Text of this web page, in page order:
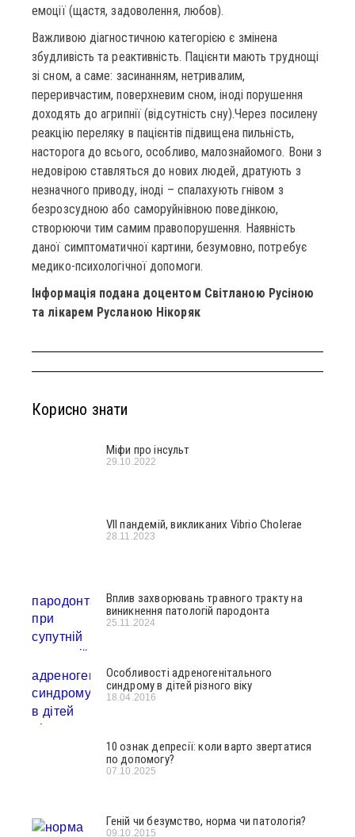
емоції (щастя, задоволення, любов).
Важливою діагностичною категорією є змінена
збудливість та реактивність. Пацієнти мають труднощі
зі сном, а саме: засинанням, нетривалим,
переривчастим, поверхневим сном, іноді порушення
доходять до агрипнії (відсутність сну).Через посилену
реакцію переляку в пацієнтів підвищена пильність,
насторога до всього, особливо, малознайомого. Вони з
недовірою ставляться до нових людей, дратують з
незначного приводу, іноді – спалахують гнівом з
безрозсудною або саморуйнівною поведінкою,
створюючи тим самим правопорушення. Наявність
даної симптоматичної картини, безумовно, потребує
медико-психологічної допомоги.
Інформація подана доцентом Світланою Русіною
та лікарем Русланою Нікоряк
Корисно знати
Міфи про інсульт
29.10.2022
VII пандемій, викликаних Vibrio Cholerae
28.11.2023
Вплив захворювань травного тракту на
виникнення патологій пародонта
25.11.2024
Особливості адреногенітального
синдрому в дітей різного віку
18.04.2016
10 ознак депресії: коли варто звертатися
по допомогу?
07.10.2025
Геній чи безумство, норма чи патологія?
09.10.2015